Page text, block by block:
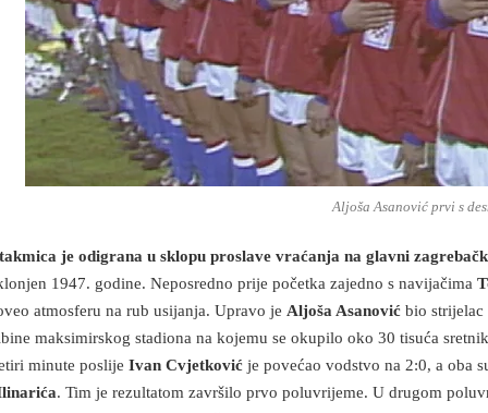
Aljoša Asanović prvi s
je odigrana u sklopu proslave vraćanja na glavni
1947. godine. Neposredno prije početka zajedno s navijačima
atmosferu na rub usijanja. Upravo je Aljoša Asanović bio strijelac
maksimirskog stadiona na kojemu se okupilo oko 30 tisuća
minute poslije Ivan Cvjetković je povećao vodstvo na 2:0, a oba
. Tim je rezultatom završilo prvo poluvrijeme. U drugom